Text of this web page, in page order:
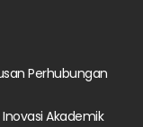
Perhubungan
Akademik